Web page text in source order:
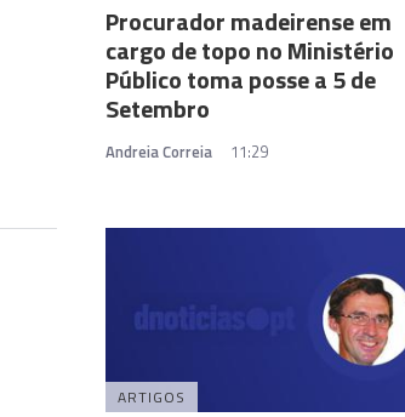
Procurador madeirense em
cargo de topo no Ministério
Público toma posse a 5 de
Setembro
Andreia Correia 11:29
ARTIGOS